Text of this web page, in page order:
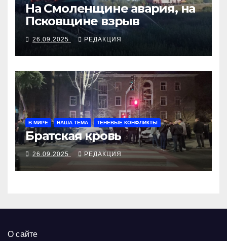
На Смоленщине авария, на
Псковщине взрыв
26.09.2025 РЕДАКЦИЯ
В МИРЕ НАША ТЕМА ТЕНЕВЫЕ КОНФЛИКТЫ
Братская кровь
26.09.2025 РЕДАКЦИЯ
О сайте